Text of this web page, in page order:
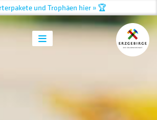
und Trophäen hier » 🏆